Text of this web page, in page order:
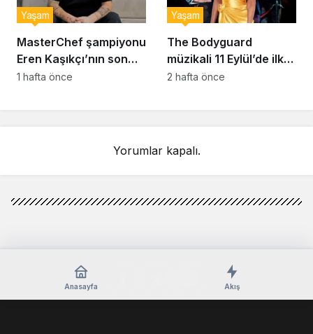
MasterChef şampiyonu
Eren Kaşıkçı’nın son
anlarındaki kahreden
Yaşam
1 hafta önce
The Bodyguard
müzikali 11 Eylül’de ilk
kez Türkiye’de
Yaşam
2 hafta önce
Yorumlar kapalı.
Anasayfa Akış